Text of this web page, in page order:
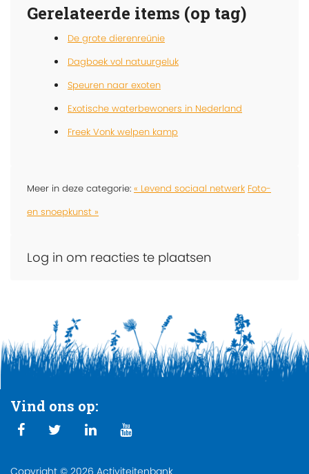
Gerelateerde items (op tag)
De grote dierenreünie
Dagboek vol natuurgeluk
Speuren naar exoten
Exotische waterbewoners in Nederland
Freek Vonk welpen kamp
Meer in deze categorie: « Levend sociaal netwerk Foto-
en snoepkunst »
Log in om reacties te plaatsen
Vind ons op:
Copyright © 2026 Activiteitenbank